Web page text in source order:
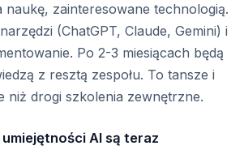
zainteresowane technologią.
(ChatGPT, Claude, Gemini) i
Po 2-3 miesiącach będą
z resztą zespołu. To tansze i
niż drogi szkolenia zewnętrzne.
AI są teraz